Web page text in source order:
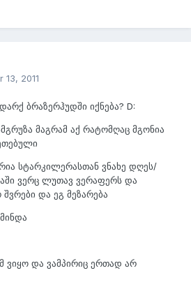
13, 2011
ბრაზერჰუდში იქნება? D:
მაგრამ აქ რატომღაც მგონია
სტარკილერასთან ვნახე დღეს/
ვერც ლუთავ ვერაფერს და
და ეგ მეზარება
და ვამპირიც ერთად არ